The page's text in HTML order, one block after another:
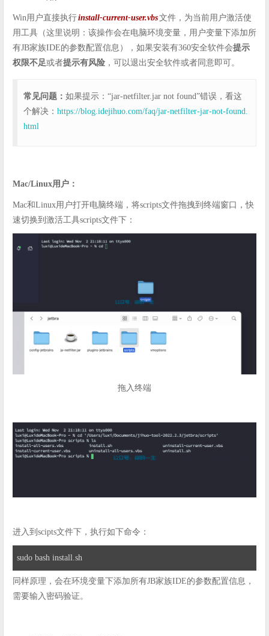
Win用户直接执行install-current-user.vbs文件，为当前用户激活使
用工具（这里说明：该操作会在电脑环境变量，用户变量下添加所
有JB家族IDE的参数配置信息），如果安装有360安全软件会提示
权限不足或者提示有风险 ，可以退出安全软件或者同意即可。
常见问题： 如果提示：“jar-netfilter.jar not found”错误，看这
个解决： https://blog.idejihuo.com/faq/jar-netfilter-jar-not-found.
html
Mac/Linux用户：
Mac和Linux用户打开电脑终端，将scripts文件拖拽到终端窗口，快
速切换到激活工具scripts文件下：
拖入终端
进入到scipts文件下，执行如下命令：
sudo bash install.sh
同样原理，会在环境变量下添加所有JB家族IDE的参数配置信息，
需要输入密码验证。